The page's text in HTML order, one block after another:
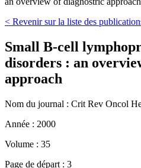
< Revenir sur la liste des
Small B-cell
disorders : an
approach
Nom du journal : Crit Rev Oncol
Année : 2000
Volume : 35
Page de départ : 3